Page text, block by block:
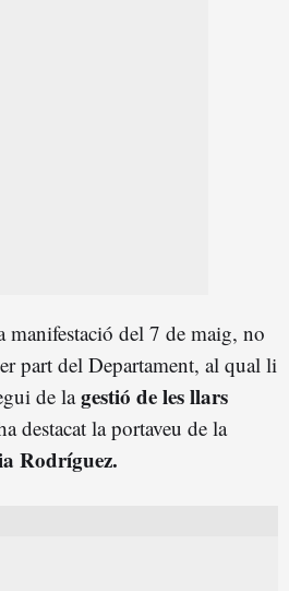
manifestació del 7 de maig, no
part del Departament, al qual li
de lagestió de les llars
destacat la portaveu de la
Rodríguez.